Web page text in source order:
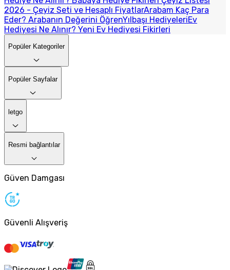
2026 - Çeyiz Seti ve Hesaplı FiyatlarArabam Kaç Para
Eder? Arabanın Değerini ÖğrenYılbaşı HediyeleriEv
Hediyesi Ne Alınır? Yeni Ev Hediyesi Fikirleri
Popüler Kategoriler
Popüler Sayfalar
letgo
Resmi bağlantılar
Güven Damgası
Güvenli Alışveriş